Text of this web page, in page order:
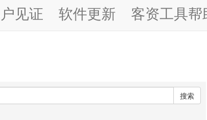
见证 软件更新 客资工具帮
搜索